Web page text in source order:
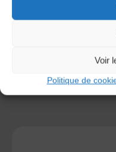
Voir
Politique de
Ce site utilise Akismet
savoir plus sur la façon